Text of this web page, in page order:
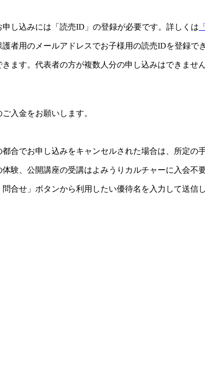
し込みには「読売ID」の登録が必要です。詳しくは
者用のメールアドレスでお子様用の読売IDを登録でき
ます。代表者の方が複数人分の申し込みはできませ
入金をお願いします。
でお申し込みをキャンセルされた場合は、所定の
験、公開講座の受講はよみうりカルチャーに入会不要
せ」ボタンから利用したい優待名を入力して送信し